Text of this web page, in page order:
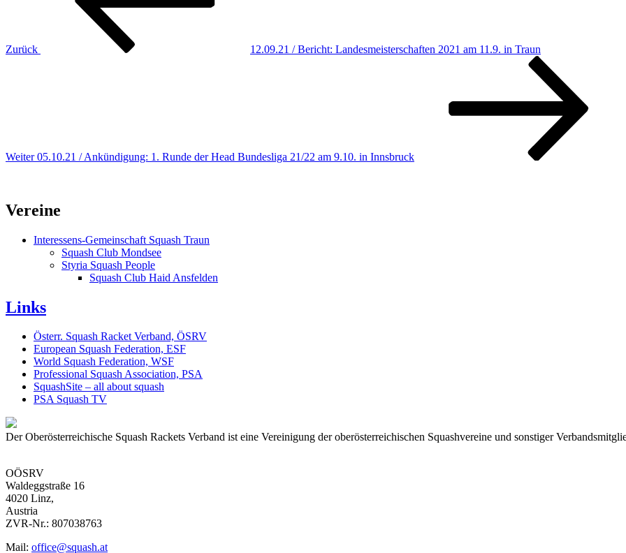
Zurück
12.09.21 / Bericht: Landesmeisterschaften 2021 am 11.9. in Traun
Weiter 05.10.21 / Ankündigung: 1. Runde der Head Bundesliga 21/22 am 9.10. in Innsbruck
Vereine
Interessens-Gemeinschaft Squash Traun
Squash Club Mondsee
Styria Squash People
Squash Club Haid Ansfelden
Links
Österr. Squash Racket Verband, ÖSRV
European Squash Federation, ESF
World Squash Federation, WSF
Professional Squash Association, PSA
SquashSite – all about squash
PSA Squash TV
Der Oberösterreichische Squash Rackets Verband ist eine Vereinigung der oberösterreichischen Squashvereine und sonstiger
OÖSRV
Waldeggstraße 16
4020 Linz,
Austria
ZVR-Nr.: 807038763
Mail: office@squash.at